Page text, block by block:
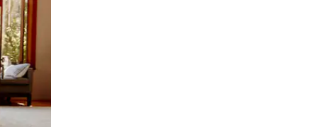
oder Wischgesten.